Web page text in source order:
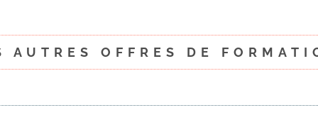
AUTRES OFFRES DE